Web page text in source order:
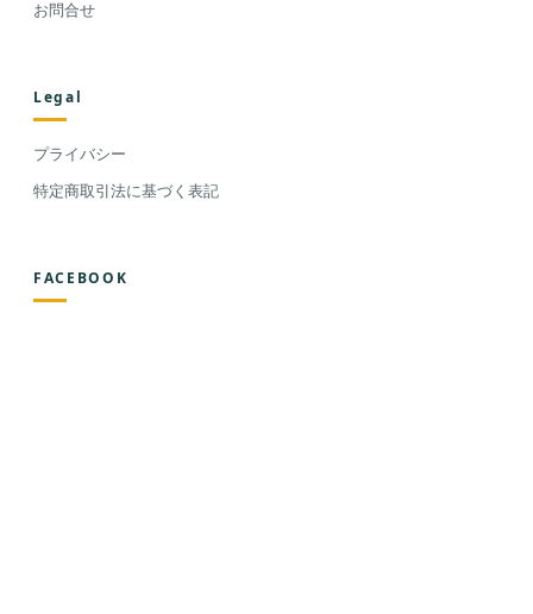
お問合せ
Legal
プライバシー
特定商取引法に基づく表記
FACEBOOK